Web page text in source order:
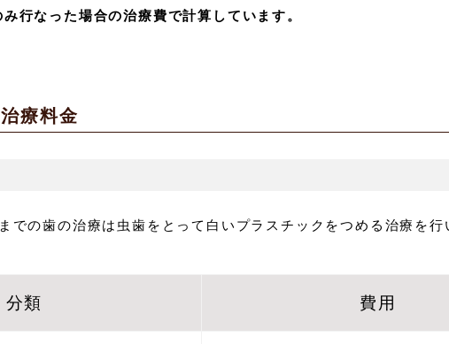
行なった場合の治療費で計算しています。
療料金
での歯の治療は虫歯をとって白いプラスチックをつめる治療を行
分類 費用